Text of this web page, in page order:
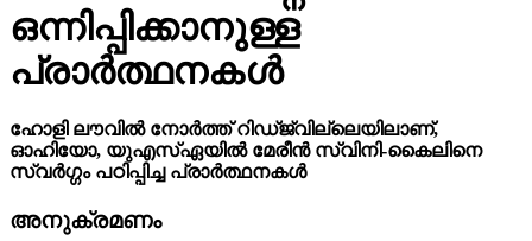
ഒന്നിപ്പിക്കാനുള്ള
പ്രാർത്ഥനകള്‍
ഹോളി ലൗവിൽ നോർത്ത് റിഡ്ജ്വില്ലെയിലാണ്,
ഓഹിയോ, യുഎസ്ഏയിൽ മേരീൻ സ്വിനി-കൈലിനെ
സ്വർഗ്ഗം പഠിപ്പിച്ച പ്രാർത്ഥനകൾ
അനുക്രമണം